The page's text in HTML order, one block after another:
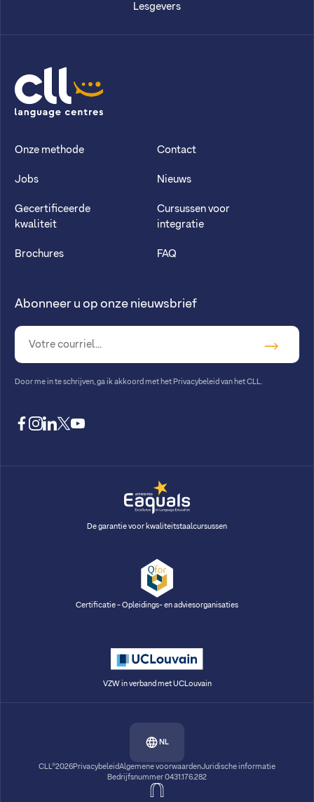
Lesgevers
CLL
Onze methode
Jobs
Gecertificeerde
kwaliteit
Brochures
Contact
Nieuws
Cursussen voor
integratie
FAQ
Abonneer u op onze nieuwsbrief
Door me in te schrijven, ga ik akkoord met het Privacybeleid van het CLL.
facebook
instagram
linkedin
twitteryoutube
De garantie voor kwaliteitstaalcursussen
Certificatie - Opleidings- en adviesorganisaties
VZW in verband met UCLouvain
NL
CLL®2026PrivacybeleidAlgemene voorwaardenJuridische informatie
Bedrijfsnummer 0431.176.282